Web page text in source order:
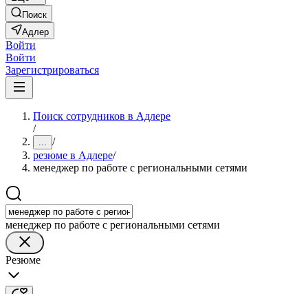
Поиск
Адлер
Войти
Войти
Зарегистрироваться
Поиск сотрудников в Адлере
/
... /
резюме в Адлере/
менеджер по работе с региональными сетями
менеджер по работе с региональными сетями
Резюме